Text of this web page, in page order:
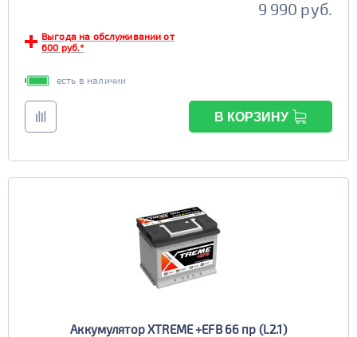
9 990 руб.
Выгода на обслуживании от
600 руб.*
есть в наличии
В КОРЗИНУ
Аккумулятор XTREME +EFB 66 пр (L2.1)